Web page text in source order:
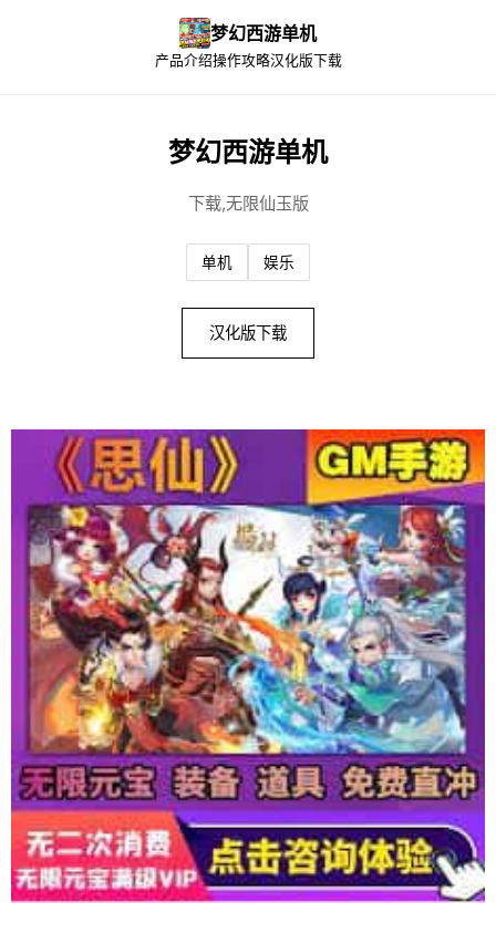
梦幻西游单机
产品介绍操作攻略汉化版下载
梦幻西游单机
下载,无限仙玉版
单机 娱乐
汉化版下载